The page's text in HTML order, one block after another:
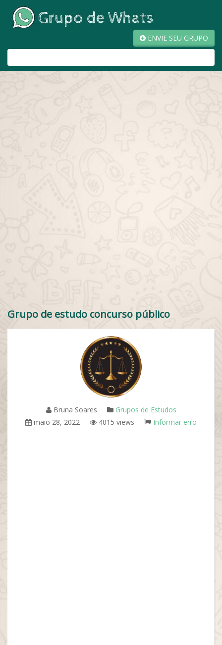
ENVIE SEU GRUPO
Grupo de estudo concurso público
Bruna Soares
Grupos de Estudos
maio 28, 2022
4015 views Informar erro